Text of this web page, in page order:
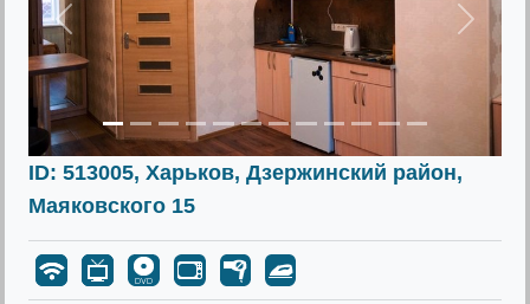
Предыдущее
ID: 513005, Харьков, Дзержинский район,
Маяковского 15